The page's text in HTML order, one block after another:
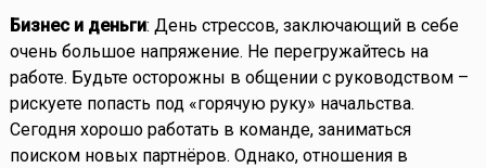
Бизнес и деньги: День стрессов, заключающий в себе
очень большое напряжение. Не перегружайтесь на
работе. Будьте осторожны в общении с руководством –
рискуете попасть под «горячую руку» начальства.
Сегодня хорошо работать в команде, заниматься
поиском новых партнёров. Однако, отношения в